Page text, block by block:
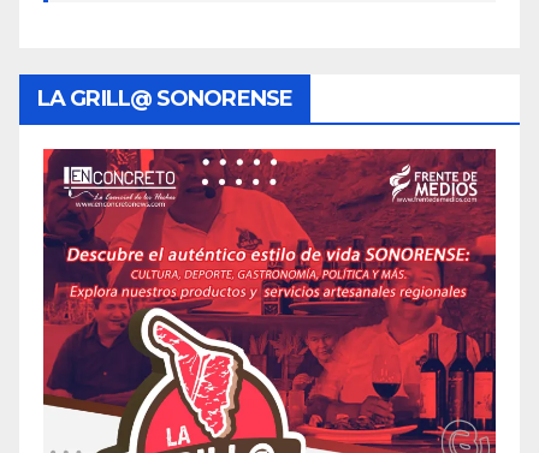
LA GRILL@ SONORENSE